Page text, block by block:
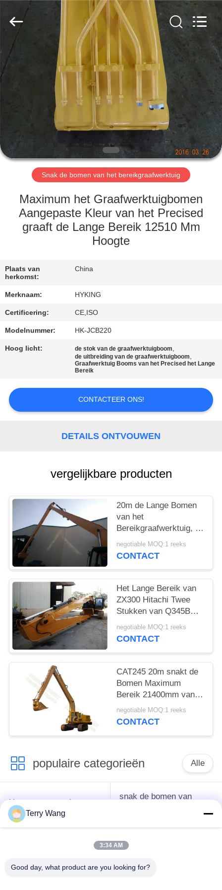
HUIS
PRODUCTEN
VIDEO'S
ONGEVEER
ONS
FABRIEKSREIS
KWALITEITSCONTROLE
ONS
GEVALLEN
PRIVACY
POLICY
Machinery
Co.,
Rights
Snak de bomen van het bereikgraafwerktuig
Maximum het Graafwerktuigbomen
Aangepaste Kleur van het Precised
graaft de Lange Bereik 12510 Mm
Hoogte
Plaats van
herkomst:
China
Merknaam: HYKING
Certificering: CE,ISO
Modelnummer: HK-JCB220
Hoog licht: de stok van de graafwerktuigboom,
de uitbreiding van de graafwerktuigboom,
Graafwerktuig Booms van het Precised het Lange
Bereik
CONTACTEER ONS!
DETAILS ONTVOUWEN
vergelijkbare producten
20m de Lange Bomen
van het
Bereikgraafwerktuig, -
Graafwerktuig Lang
Wapen CAT336
negotiable MOQ:1 reeks
CONTACT
Het Lange Bereik van
ZX300 Hitachi Twee
Stukken van Q345B
Q690D het Materiaal
met het Systeem van
negotiable MOQ:1 reeks
CONTACT
CAT245 20m snakt de
Bomen Maximum
Bereik 21400mm van
Bereikgraafwerktuig
negotiable MOQ:1 reeks
CONTACT
populaire categorieën Alle
Het wapen van de
graafwerktuigboom
snak de bomen van
De Greep van de
Terry Wang
3:34 AM
Good day, what product are you looking for?